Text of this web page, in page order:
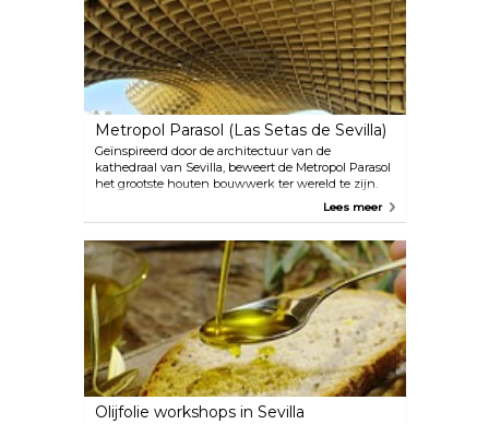
Metropol Parasol (Las Setas de Sevilla)
Geïnspireerd door de architectuur van de
kathedraal van Sevilla, beweert de Metropol Parasol
het grootste houten bouwwerk ter wereld te zijn.
De gekozen plek voor de bouw van dit futuristische
bouwwerkzaamheden voor een ondergrondse
parkeergarage (meer informatie vind je in het
archeologisch museum ter plaatse). Mis het
schilderachtige wandelpad op het dak niet.
Lees meer
Olijfolie workshops in Sevilla